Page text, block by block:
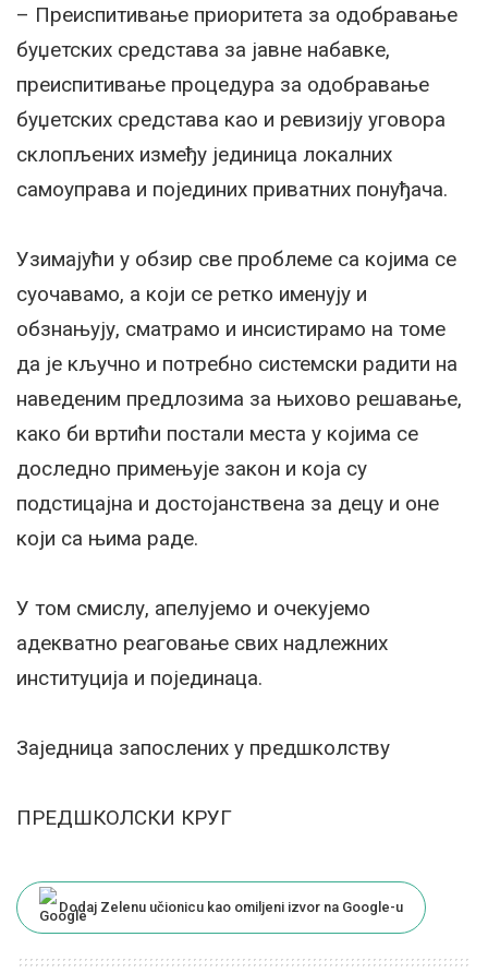
– Преиспитивање приоритета за одобравање
буџетских средстава за јавне набавке,
преиспитивање процедура за одобравање
буџетских средстава као и ревизију уговора
склопљених између јединица локалних
самоуправа и појединих приватних понуђача.
Узимајући у обзир све проблеме са којима се
суочавамо, а који се ретко именују и
обзнањују, сматрамо и инсистирамо на томе
да је кључно и потребно системски радити на
наведеним предлозима за њихово решавање,
како би вртићи постали места у којима се
доследно примењује закон и која су
подстицајна и достојанствена за децу и оне
који са њима раде.
У том смислу, апелујемо и очекујемо
адекватно реаговање свих надлежних
институција и појединаца.
Заједница запослених у предшколству
ПРЕДШКОЛСКИ КРУГ
Dodaj Zelenu učionicu kao omiljeni izvor na Google-u